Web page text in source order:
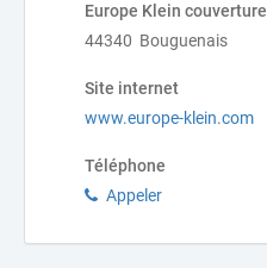
Europe Klein couverture
44340 Bouguenais
Site internet
www.europe-klein.com
Téléphone
Appeler